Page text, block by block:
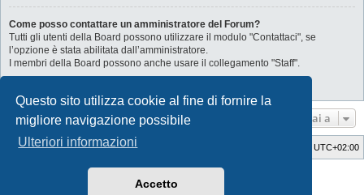
Questo sito utilizza cookie al fine di fornire la
migliore navigazione possibile
Ulteriori informazioni
Accetto
Come posso contattare un amministratore del Forum?
Tutti gli utenti della Board possono utilizzare il modulo "Contattaci", se
l’opzione è stata abilitata dall’amministratore.
I membri della Board possono anche usare il collegamento "Staff".
Vai a
Indice UTC+02:00
GTA game
phpBB® Forum Software © phpBB Limited